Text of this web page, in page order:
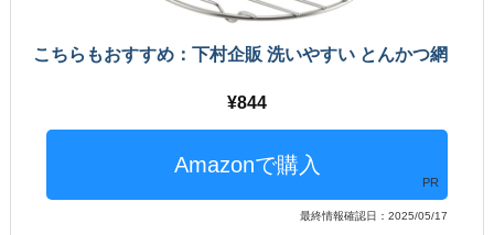
こちらもおすすめ：下村企販 洗いやすい とんかつ網
844
PR
最終情報確認日：2025/05/17